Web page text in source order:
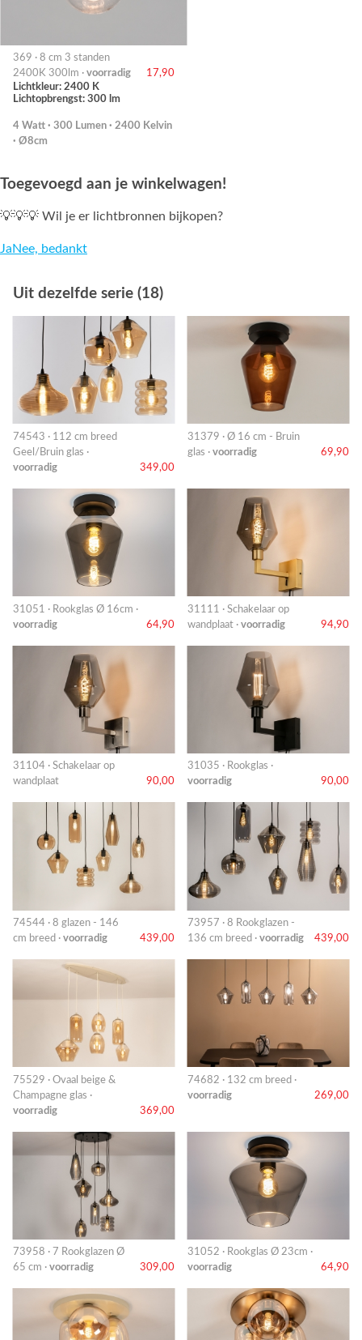
369 · 8 cm 3 standen
2400K 300lm · voorradig
17,90
Lichtkleur: 2400 K
Lichtopbrengst: 300 lm
4 Watt · 300 Lumen · 2400 Kelvin
· Ø8cm
Toegevoegd aan je winkelwagen!
💡💡💡 Wil je er lichtbronnen bijkopen?
JaNee, bedankt
Uit dezelfde serie (18)
74543 · 112 cm breed
Geel/Bruin glas ·
voorradig
349,00
31379 · Ø 16 cm - Bruin
glas · voorradig 69,90
31051 · Rookglas Ø 16cm ·
voorradig
64,90
31111 · Schakelaar op
wandplaat · voorradig 94,90
31104 · Schakelaar op
wandplaat
90,00
31035 · Rookglas ·
voorradig
90,00
74544 · 8 glazen - 146
cm breed · voorradig 439,00
73957 · 8 Rookglazen -
136 cm breed · voorradig 439,00
75529 · Ovaal beige &
Champagne glas ·
voorradig
369,00
74682 · 132 cm breed ·
voorradig
269,00
73958 · 7 Rookglazen Ø
65 cm · voorradig 309,00
31052 · Rookglas Ø 23cm ·
voorradig
64,90